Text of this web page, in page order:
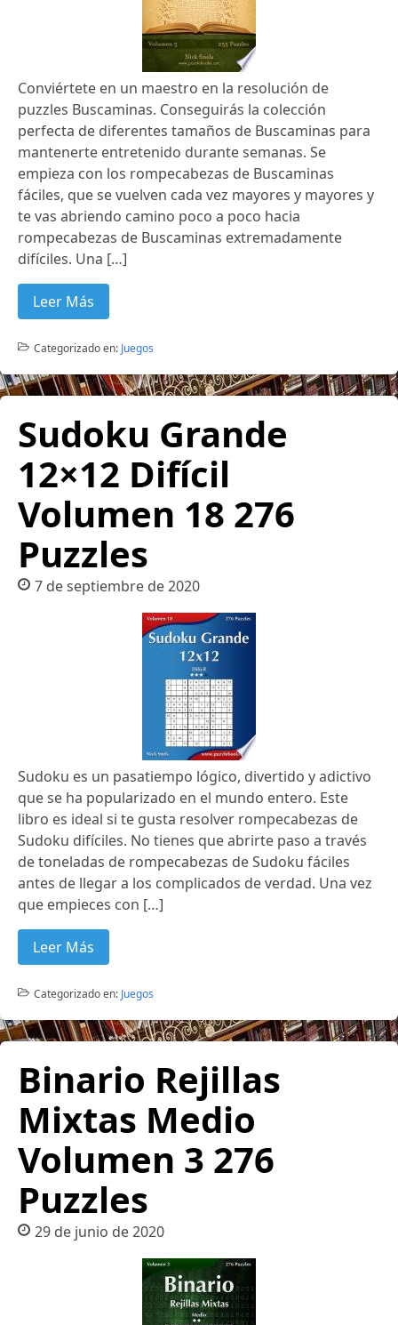
Conviértete en un maestro en la resolución de
puzzles Buscaminas. Conseguirás la colección
perfecta de diferentes tamaños de Buscaminas para
mantenerte entretenido durante semanas. Se
empieza con los rompecabezas de Buscaminas
fáciles, que se vuelven cada vez mayores y mayores y
te vas abriendo camino poco a poco hacia
rompecabezas de Buscaminas extremadamente
difíciles. Una […]
Leer Más
Categorizado en: Juegos
Sudoku Grande
12×12 Difícil
Volumen 18 276
Puzzles
7 de septiembre de 2020
Sudoku es un pasatiempo lógico, divertido y adictivo
que se ha popularizado en el mundo entero. Este
libro es ideal si te gusta resolver rompecabezas de
Sudoku difíciles. No tienes que abrirte paso a través
de toneladas de rompecabezas de Sudoku fáciles
antes de llegar a los complicados de verdad. Una vez
que empieces con […]
Leer Más
Categorizado en: Juegos
Binario Rejillas
Mixtas Medio
Volumen 3 276
Puzzles
29 de junio de 2020